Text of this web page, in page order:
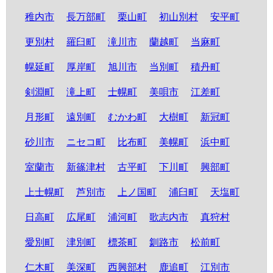
稚内市 長万部町 栗山町 初山別村 安平町
更別村 羅臼町 滝川市 蘭越町 当麻町
幌延町 厚岸町 旭川市 当別町 積丹町
剣淵町 滝上町 士幌町 美唄市 江差町
月形町 遠別町 むかわ町 大樹町 新冠町
砂川市 ニセコ町 比布町 美幌町 浜中町
室蘭市 新篠津村 古平町 下川町 興部町
上士幌町 芦別市 上ノ国町 浦臼町 天塩町
日高町 広尾町 浦河町 歌志内市 真狩村
愛別町 津別町 標茶町 釧路市 松前町
仁木町 美深町 西興部村 鹿追町 江別市